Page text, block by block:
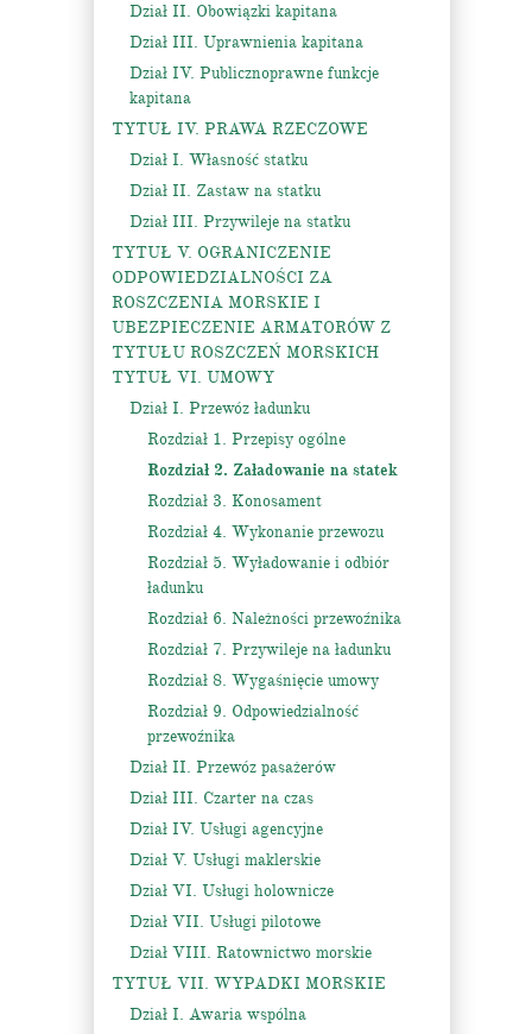
Dział II. Obowiązki kapitana
Dział III. Uprawnienia kapitana
Dział IV. Publicznoprawne funkcje
kapitana
TYTUŁ IV. PRAWA RZECZOWE
Dział I. Własność statku
Dział II. Zastaw na statku
Dział III. Przywileje na statku
TYTUŁ V. OGRANICZENIE
ODPOWIEDZIALNOŚCI ZA
ROSZCZENIA MORSKIE I
UBEZPIECZENIE ARMATORÓW Z
TYTUŁU ROSZCZEŃ MORSKICH
TYTUŁ VI. UMOWY
Dział I. Przewóz ładunku
Rozdział 1. Przepisy ogólne
Rozdział 2. Załadowanie na statek
Rozdział 3. Konosament
Rozdział 4. Wykonanie przewozu
Rozdział 5. Wyładowanie i odbiór
ładunku
Rozdział 6. Należności przewoźnika
Rozdział 7. Przywileje na ładunku
Rozdział 8. Wygaśnięcie umowy
Rozdział 9. Odpowiedzialność
przewoźnika
Dział II. Przewóz pasażerów
Dział III. Czarter na czas
Dział IV. Usługi agencyjne
Dział V. Usługi maklerskie
Dział VI. Usługi holownicze
Dział VII. Usługi pilotowe
Dział VIII. Ratownictwo morskie
TYTUŁ VII. WYPADKI MORSKIE
Dział I. Awaria wspólna